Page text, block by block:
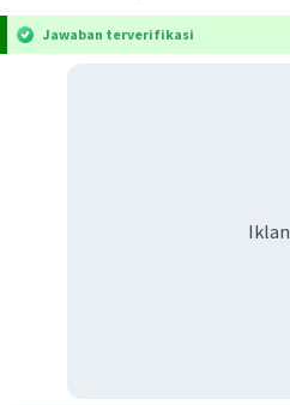
Jawaban terverifikasi
Iklan